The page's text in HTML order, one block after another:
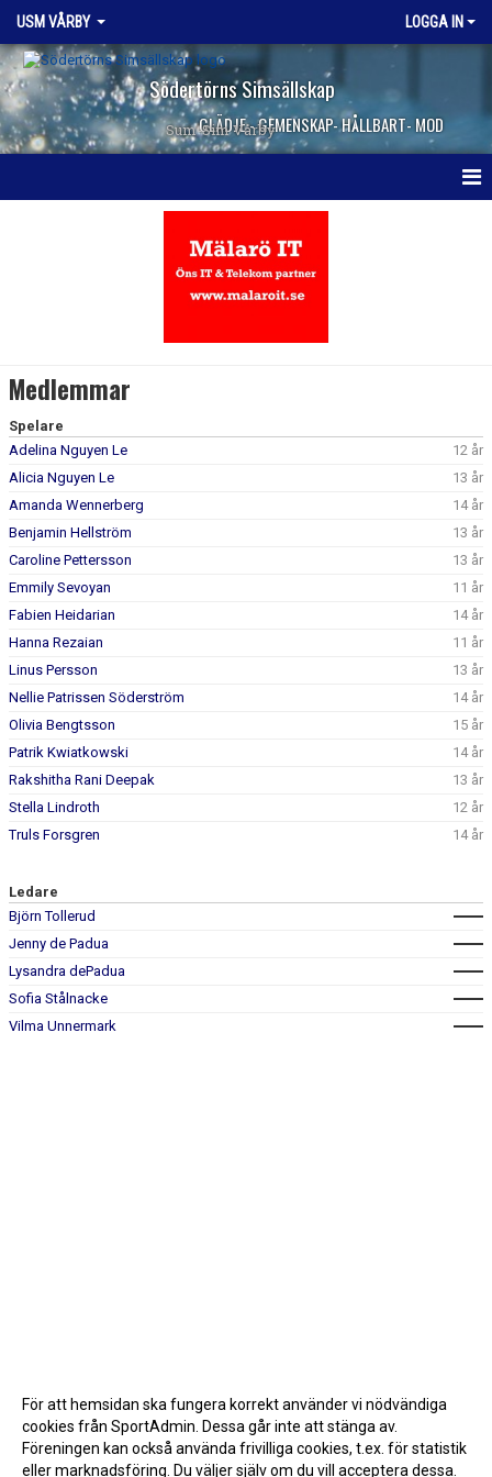
USM VÅRBY LOGGA IN
Södertörns Simsällskap
GLÄDJE - GEMENSKAP- HÅLLBART- MOD
Sum-Sim Vårby
KONTAKT
Medlemmar
Spelare
Adelina Nguyen Le
12 år
Alicia Nguyen Le
13 år
Amanda Wennerberg
14 år
Benjamin Hellström
13 år
Caroline Pettersson
13 år
Emmily Sevoyan
11 år
Fabien Heidarian
14 år
Hanna Rezaian
11 år
Linus Persson
13 år
Nellie Patrissen Söderström
14 år
Olivia Bengtsson
15 år
Patrik Kwiatkowski
14 år
Rakshitha Rani Deepak
13 år
Stella Lindroth
12 år
Truls Forsgren
14 år
Ledare
Björn Tollerud
Jenny de Padua
Lysandra dePadua
Sofia Stålnacke
Vilma Unnermark
För att hemsidan ska fungera korrekt använder vi nödvändiga
cookies från SportAdmin. Dessa går inte att stänga av.
Föreningen kan också använda frivilliga cookies, t.ex. för statistik
eller marknadsföring. Du väljer själv om du vill acceptera dessa.